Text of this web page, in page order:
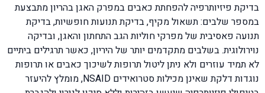
בדיקת פיזיותרפיה להפחתת כאבים במפרק האגן בהריון מתבצעת
במספר שלבים: תשאול מקיף, בדיקת תנועות חופשיות, בדיקת
תנועה פאסיבית של מפרקי חוליות הגב התחתון והאגן, ובדיקה
נוירולוגית. בשלבים מתקדמים יותר של היריון, כאשר תרגילים ביתיים
לא תמיד עוזרים ולא ניתן ליטול תרופות לשיכוך כאבים או תרופות
נוגדות דלקת שאינן מכילות סטרואידים NSAID, מומלץ להיעזר